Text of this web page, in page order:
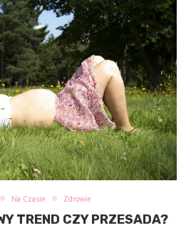
Na Czasie Zdrowie
TREND CZY PRZESADA?